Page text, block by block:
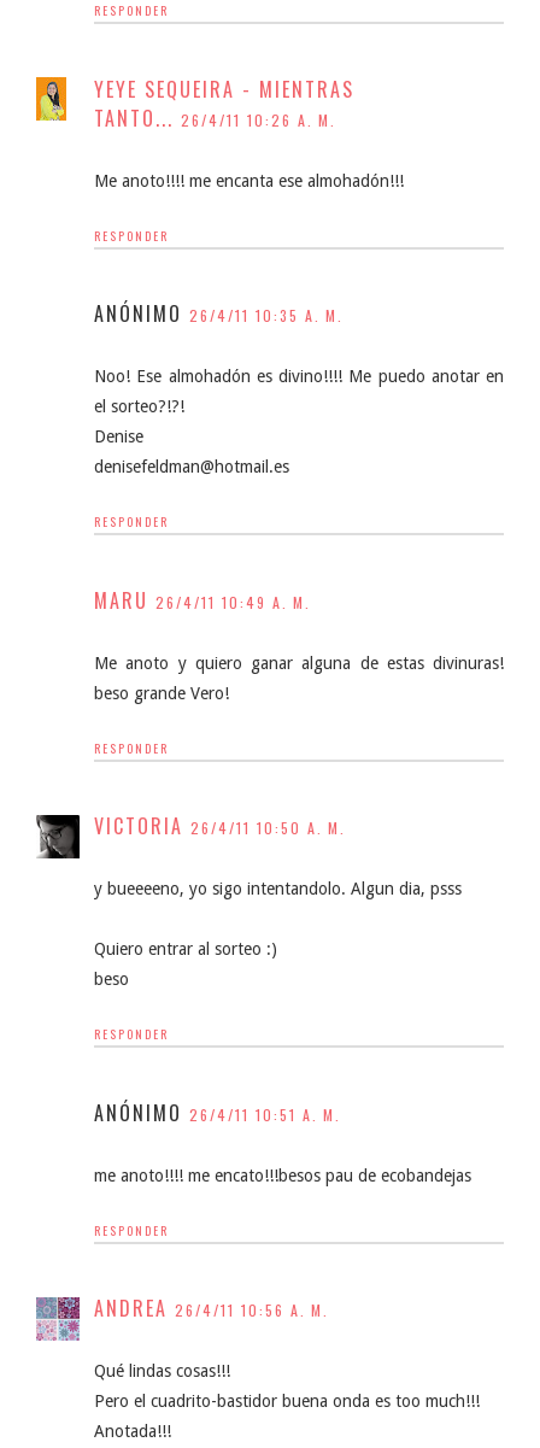
RESPONDER
YEYE SEQUEIRA - MIENTRAS
TANTO... 26/4/11 10:26 A. M.
Me anoto!!!! me encanta ese almohadón!!!
RESPONDER
ANÓNIMO 26/4/11 10:35 A. M.
Noo! Ese almohadón es divino!!!! Me puedo anotar en
el sorteo?!?!
Denise
denisefeldman@hotmail.es
RESPONDER
MARU 26/4/11 10:49 A. M.
Me anoto y quiero ganar alguna de estas divinuras!
beso grande Vero!
RESPONDER
VICTORIA 26/4/11 10:50 A. M.
y bueeeeno, yo sigo intentandolo. Algun dia, psss
Quiero entrar al sorteo :)
beso
RESPONDER
ANÓNIMO 26/4/11 10:51 A. M.
me anoto!!!! me encato!!!besos pau de ecobandejas
RESPONDER
ANDREA 26/4/11 10:56 A. M.
Qué lindas cosas!!!
Pero el cuadrito-bastidor buena onda es too much!!!
Anotada!!!